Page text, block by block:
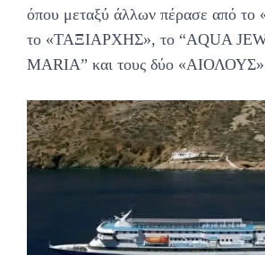
όπου μεταξύ άλλων πέρασε από
το «ΤΑΞΙΑΡΧΗΣ», το “AQUA
MARIA” και τους δύο